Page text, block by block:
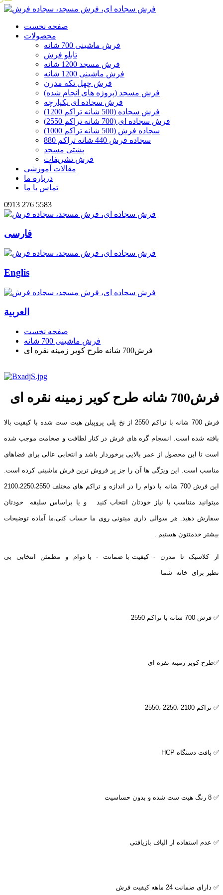
صفحه نخست
محصولات
فرش ماشینی 700 شانه
تابلو فرش
فرش مسجد 1200 شانه
فرش ماشینی 1200 شانه
فرش چهل تکه مدرن
فرش مسجد (پروژه های انجام شده)
فرش سجاده ای یکپارچه
فرش سجاده (500 شانه تراکم 1200)
فرش سجاده ای (700 شانه تراکم 2550)
سجاده فرش (500 شانه تراکم 1000)
سجاده فرش 440 شانه تراکم 880
پشتی مسجد
فرش تشریفات
مقالات آموزشی
درباره ما
تماس با ما
0913 276 5583
فارسی
Englis
العربیة
صفحه نخست
فرش ماشینی 700 شانه
فرش700 شانه طرح کویر زمینه نقره ای
فرش700 شانه طرح کویر زمینه نقره ای
فرش 700 شانه با تراکم 2550 از نخ پلی پروپیلن هیت ست شده با کیفیت بالا
بافته شده است. انسجام گره های فرش در کنار لطافت و ضخامت موجب شده
است تا این محصول از عمر بالایی برخوردار باشد و انتخابی عالی برای فضاهای
مناسب است. این ویژگی ها آن را جز پر فروش ترین فرش ماشینی کرده است.
این فرش 700 شانه با دوام را در اندازه و تراکم های مختلف 2100،2250،2550
میتوانید متناسب با نیاز خودتان انتخاب کنید و یا براساس سلیقه خودتان
سفارش دهید. هر سوالی داری میتونی روی ما حساب کنی،ما آماده توضیحات
بیشتر خدمتتون هستیم .
از کلاسیک تا مدرن - کیفیت با ضمانت - با دوام و مطمئن انتخابی بی
نظیر برای خانه شما
✅ فرش 700 شانه با تراکم 2550
✅طرح کویر زمینه نقره ای
✅ تراکم 2100 ،2250 ،2550
✅ بافت دستگاه HCP
✅ 8 رنگ هیت ست شده و بدون حساسیت
✅ عدم استفاده از الیاف بازیافتی
✅ دارای ضمانت 24 ماهه کیفیت فرش